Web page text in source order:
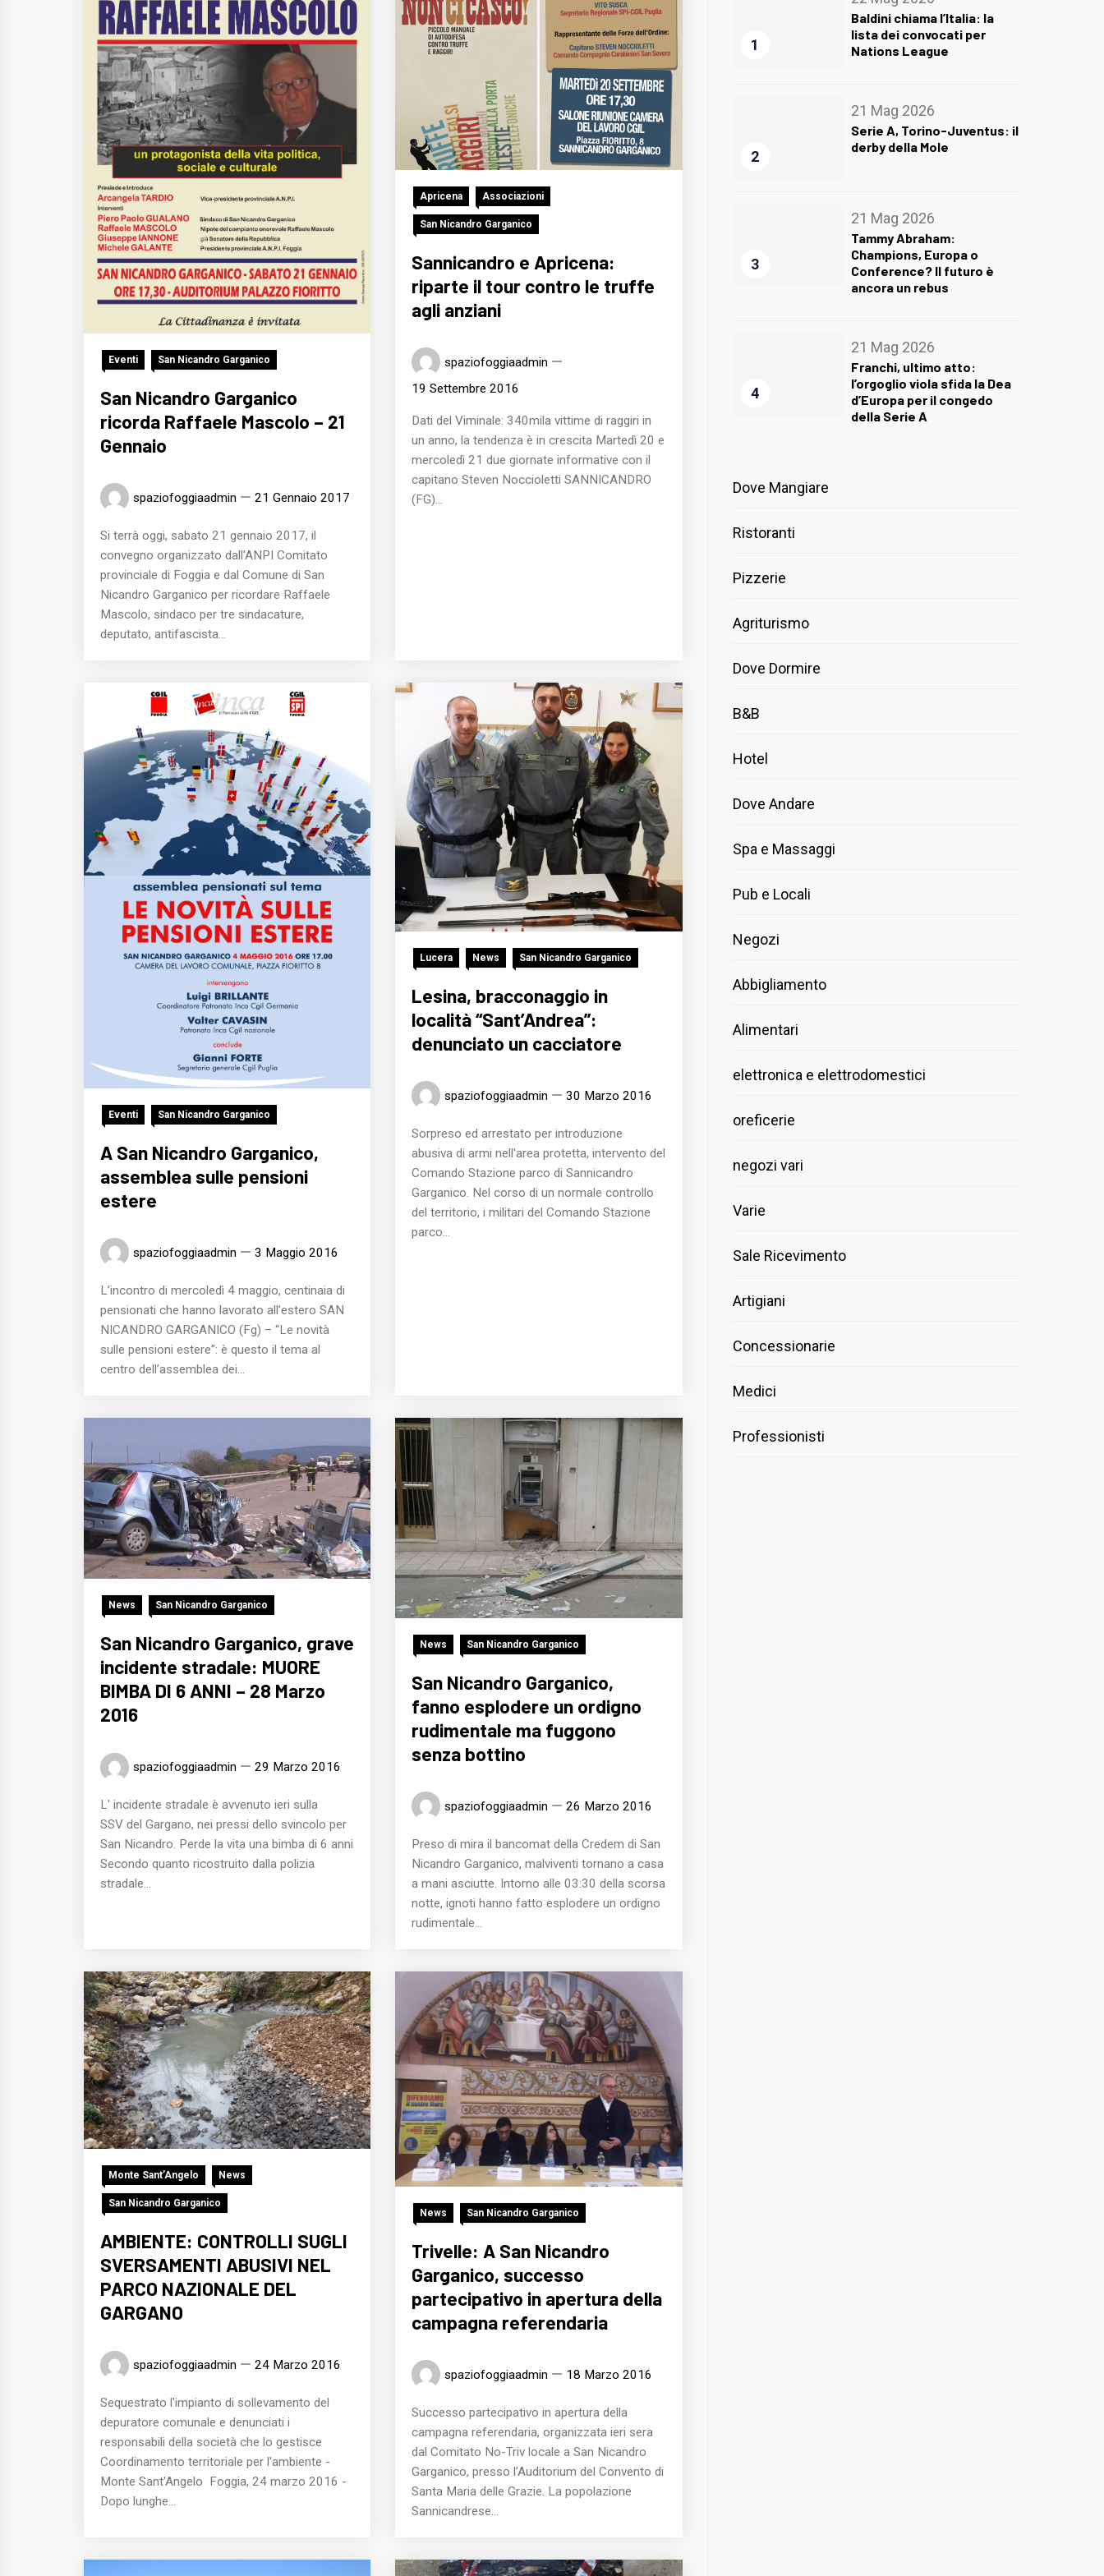
Eventi San Nicandro Garganico
San Nicandro Garganico
ricorda Raffaele Mascolo – 21
Gennaio
spaziofoggiaadmin 21 Gennaio 2017
Si terrà oggi, sabato 21 gennaio 2017, il
convegno organizzato dall'ANPI Comitato
provinciale di Foggia e dal Comune di San
Nicandro Garganico per ricordare Raffaele
Mascolo, sindaco per tre sindacature,
deputato, antifascista...
Apricena Associazioni
San Nicandro Garganico
Sannicandro e Apricena:
riparte il tour contro le truffe
agli anziani
spaziofoggiaadmin
19 Settembre 2016
Dati del Viminale: 340mila vittime di raggiri in
un anno, la tendenza è in crescita Martedì 20 e
mercoledì 21 due giornate informative con il
capitano Steven Noccioletti SANNICANDRO
(FG)...
Eventi San Nicandro Garganico
A San Nicandro Garganico,
assemblea sulle pensioni
estere
spaziofoggiaadmin 3 Maggio 2016
L’incontro di mercoledì 4 maggio, centinaia di
pensionati che hanno lavorato all’estero SAN
NICANDRO GARGANICO (Fg) – “Le novità
sulle pensioni estere”: è questo il tema al
centro dell’assemblea dei...
Lucera News San Nicandro Garganico
Lesina, bracconaggio in
località “Sant’Andrea”:
denunciato un cacciatore
spaziofoggiaadmin 30 Marzo 2016
Sorpreso ed arrestato per introduzione
abusiva di armi nell'area protetta, intervento del
Comando Stazione parco di Sannicandro
Garganico. Nel corso di un normale controllo
del territorio, i militari del Comando Stazione
parco...
News San Nicandro Garganico
San Nicandro Garganico, grave
incidente stradale: MUORE
BIMBA DI 6 ANNI – 28 Marzo
2016
spaziofoggiaadmin 29 Marzo 2016
L' incidente stradale è avvenuto ieri sulla
SSV del Gargano, nei pressi dello svincolo per
San Nicandro. Perde la vita una bimba di 6 anni
Secondo quanto ricostruito dalla polizia
stradale...
News San Nicandro Garganico
San Nicandro Garganico,
fanno esplodere un ordigno
rudimentale ma fuggono
senza bottino
spaziofoggiaadmin 26 Marzo 2016
Preso di mira il bancomat della Credem di San
Nicandro Garganico, malviventi tornano a casa
a mani asciutte. Intorno alle 03:30 della scorsa
notte, ignoti hanno fatto esplodere un ordigno
rudimentale...
Monte Sant’Angelo News
San Nicandro Garganico
AMBIENTE: CONTROLLI SUGLI
SVERSAMENTI ABUSIVI NEL
PARCO NAZIONALE DEL
GARGANO
spaziofoggiaadmin 24 Marzo 2016
Sequestrato l'impianto di sollevamento del
depuratore comunale e denunciati i
responsabili della società che lo gestisce
Coordinamento territoriale per l'ambiente -
Monte Sant'Angelo Foggia, 24 marzo 2016 -
Dopo lunghe...
News San Nicandro Garganico
Trivelle: A San Nicandro
Garganico, successo
partecipativo in apertura della
campagna referendaria
spaziofoggiaadmin 18 Marzo 2016
Successo partecipativo in apertura della
campagna referendaria, organizzata ieri sera
dal Comitato No-Triv locale a San Nicandro
Garganico, presso l’Auditorium del Convento di
Santa Maria delle Grazie. La popolazione
Sannicandrese...
1
Baldini chiama l’Italia: la
lista dei convocati per
Nations League
2
21 Mag 2026
Serie A, Torino-Juventus: il
derby della Mole
3
21 Mag 2026
Tammy Abraham:
Champions, Europa o
Conference? Il futuro è
ancora un rebus
4
21 Mag 2026
Franchi, ultimo atto:
l’orgoglio viola sfida la Dea
d’Europa per il congedo
della Serie A
Dove Mangiare
Ristoranti
Pizzerie
Agriturismo
Dove Dormire
B&B
Hotel
Dove Andare
Spa e Massaggi
Pub e Locali
Negozi
Abbigliamento
Alimentari
elettronica e elettrodomestici
oreficerie
negozi vari
Varie
Sale Ricevimento
Artigiani
Concessionarie
Medici
Professionisti